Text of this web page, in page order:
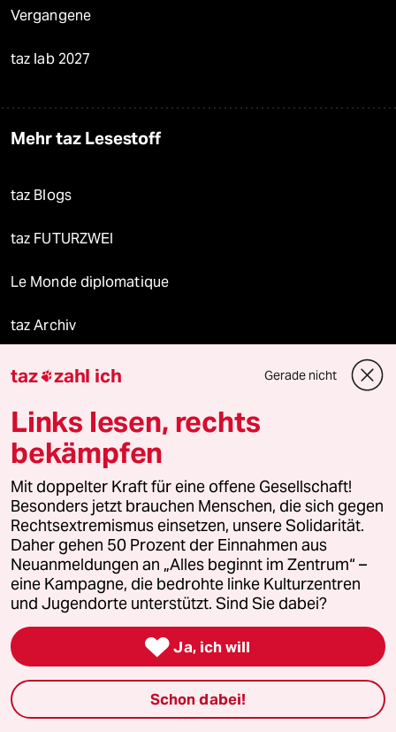
Vergangene
taz lab 2027
Mehr taz Lesestoff
taz Blogs
taz FUTURZWEI
Le Monde diplomatique
taz Archiv
Reisen
Kantine
Shop
Anzeigen
Fragen & Hilfe
taz zahl ich Gerade nicht
Links lesen, rechts
bekämpfen
Mit doppelter Kraft für eine offene Gesellschaft!
Besonders jetzt brauchen Menschen, die sich gegen
Rechtsextremismus einsetzen, unsere Solidarität.
Daher gehen 50 Prozent der Einnahmen aus
Neuanmeldungen an „Alles beginnt im Zentrum“ –
eine Kampagne, die bedrohte linke Kulturzentren
und Jugendorte unterstützt. Sind Sie dabei?
 Ja, ich will
Schon dabei!